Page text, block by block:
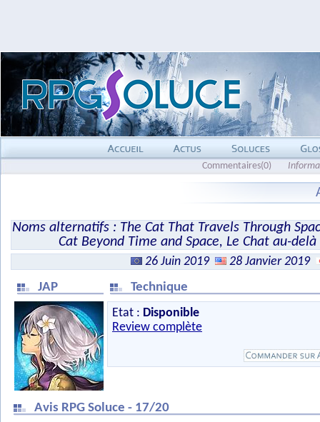
Commentaires(0)
Noms alternatifs : The Cat That Travels Through
Cat Beyond Time and Space, Le Chat au-
26 Juin 2019
28 Janvier 2019
JAP
Technique
Etat : Disponible
Review complète
Avis RPG Soluce - 17/20